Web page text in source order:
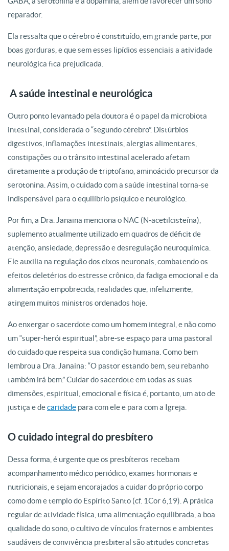
reparador.
Ela ressalta que o cérebro é constituído, em grande parte, por
boas gorduras, e que sem esses lipídios essenciais a atividade
neurológica fica prejudicada.
A saúde intestinal e neurológica
Outro ponto levantado pela doutora é o papel da microbiota
intestinal, considerada o “segundo cérebro”. Distúrbios
digestivos, inflamações intestinais, alergias alimentares,
constipações ou o trânsito intestinal acelerado afetam
diretamente a produção de triptofano, aminoácido precursor da
serotonina. Assim, o cuidado com a saúde intestinal torna-se
indispensável para o equilíbrio psíquico e neurológico.
Por fim, a Dra. Janaina menciona o NAC (N-acetilcisteína),
suplemento atualmente utilizado em quadros de déficit de
atenção, ansiedade, depressão e desregulação neuroquímica.
Ele auxilia na regulação dos eixos neuronais, combatendo os
efeitos deletérios do estresse crônico, da fadiga emocional e da
alimentação empobrecida, realidades que, infelizmente,
atingem muitos ministros ordenados hoje.
Ao enxergar o sacerdote como um homem integral, e não como
um “super-herói espiritual”, abre-se espaço para uma pastoral
do cuidado que respeita sua condição humana. Como bem
lembrou a Dra. Janaina: “O pastor estando bem, seu rebanho
também irá bem.” Cuidar do sacerdote em todas as suas
dimensões, espiritual, emocional e física é, portanto, um ato de
justiça e decaridade para com ele e para com a Igreja.
O cuidado integral do presbítero
Dessa forma, é urgente que os presbíteros recebam
acompanhamento médico periódico, exames hormonais e
nutricionais, e sejam encorajados a cuidar do próprio corpo
como dom e templo do Espírito Santo (cf. 1Cor 6,19). A prática
regular de atividade física, uma alimentação equilibrada, a boa
qualidade do sono, o cultivo de vínculos fraternos e ambientes
saudáveis de convivência presbiteral são atitudes concretas